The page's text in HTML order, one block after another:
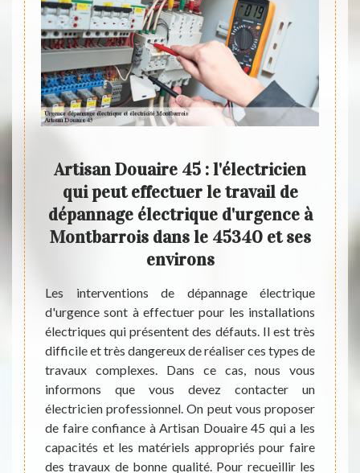
très
il
en
très
en
tout
qui
Artisan Douaire 45 : l'électricien
qui peut effectuer le travail de
dépannage électrique d'urgence à
Montbarrois dans le 45340 et ses
environs
Les interventions de dépannage électrique
d'urgence sont à effectuer pour les installations
électriques qui présentent des défauts. Il est très
difficile et très dangereux de réaliser ces types de
travaux complexes. Dans ce cas, nous vous
informons que vous devez contacter un
électricien professionnel. On peut vous proposer
de faire confiance à Artisan Douaire 45 qui a les
capacités et les matériels appropriés pour faire
des travaux de bonne qualité. Pour recueillir les
des
est
de
Pour